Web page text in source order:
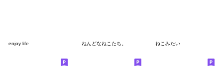
enjoy life ねんどなねこたち。 ねこみたい